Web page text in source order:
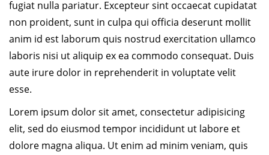
fugiat nulla pariatur. Excepteur sint occaecat cupidatat
non proident, sunt in culpa qui officia deserunt mollit
anim id est laborum quis nostrud exercitation ullamco
laboris nisi ut aliquip ex ea commodo consequat. Duis
aute irure dolor in reprehenderit in voluptate velit
esse.
Lorem ipsum dolor sit amet, consectetur adipisicing
elit, sed do eiusmod tempor incididunt ut labore et
dolore magna aliqua. Ut enim ad minim veniam, quis